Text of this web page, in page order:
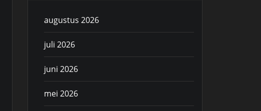
augustus 2026
juli 2026
juni 2026
mei 2026